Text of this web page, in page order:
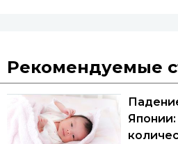
Рекомендуемые
Японии: